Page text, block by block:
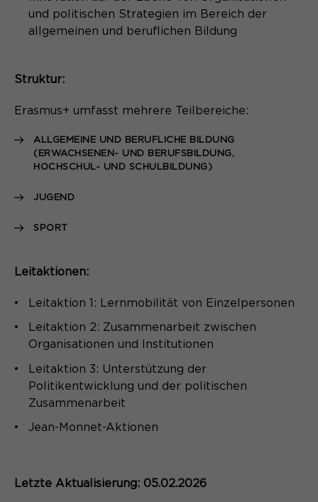
und politischen Strategien im Bereich der
allgemeinen und beruflichen Bildung
Struktur:
Erasmus+ umfasst mehrere Teilbereiche:
ALLGEMEINE UND BERUFLICHE BILDUNG
(ERWACHSENEN- UND BERUFSBILDUNG,
HOCHSCHUL- UND SCHULBILDUNG)
JUGEND
SPORT
Leitaktionen:
Leitaktion 1: Lernmobilität von Einzelpersonen
Leitaktion 2: Zusammenarbeit zwischen
Organisationen und Institutionen
Leitaktion 3: Unterstützung der
Politikentwicklung und der politischen
Zusammenarbeit
Jean-Monnet-Aktionen
Letzte Aktualisierung: 05.02.2026
Zweck
Speichert den Zustimmungsstatus des
Benutzers für Cookies auf der